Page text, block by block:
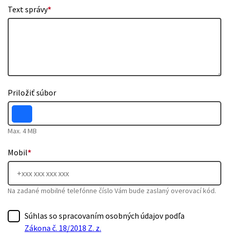
Text správy*
Priložiť súbor
Max. 4 MB
Mobil*
Na zadané mobilné telefónne číslo Vám bude zaslaný overovací kód.
Súhlas so spracovaním osobných údajov podľa
Zákona č. 18/2018 Z. z.